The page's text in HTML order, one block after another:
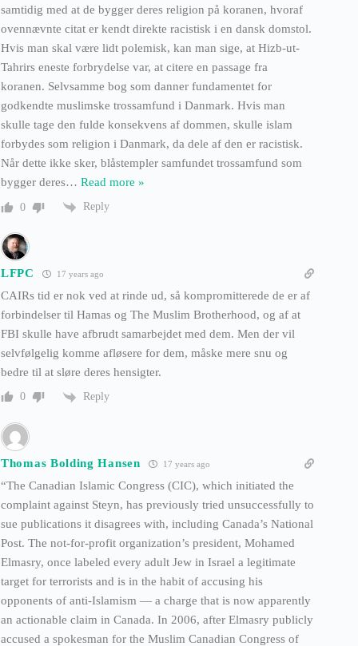
samtidig med at de bygger deres religion på koranen, hvoraf
ovennævnte citat er kendt direkte racistisk i en dansk domstol.
Hvis man skal være lidt polemisk, kan man sige, at Hizb-ut-
Tahrirs eneste forbrydelse var, at citere en passage fra
koranen. Selvsamme bog som danner fundamentet for
godkendte muslimske trossamfund i Danmark. Hvis man
skulle tage den fulde konsekvens af dommen, skulle islam
forbydes som religion i Danmark, da dele af den er racistisk.
Når dette ikke sker, blåstempler samfundet trossamfund som
bygger deres… Read more »
0 Reply
LFPC 17 years ago
CAIRs tid er nok ved at rinde ud, så kompromitterede de er af
forbindelser til Hamas og The Muslim Brotherhood, og af at
FBI skulle have afbrudt samarbejdet med dem. Men der vil
selvfølgelig komme afløsere for dem, måske mere snu og
bedre til at sløre deres hensigter.
0 Reply
Thomas Bolding Hansen 17 years ago
“The Canadian Islamic Congress (CIC), which initiated the
complaint against Steyn, has previously tried unsuccessfully to
sue publications it disagrees with, including Canada’s National
Post. The not-for-profit organization’s president, Mohamed
Elmasry, once labeled every adult Jew in Israel a legitimate
target for terrorists and is in the habit of accusing his
opponents of anti-Islamism — a charge that is now apparently
an actionable claim in Canada. In 2006, after Elmasry publicly
accused a spokesman for the Muslim Canadian Congress of